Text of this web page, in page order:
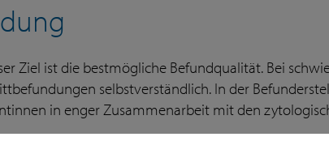
Ziel ist die bestmögliche Befundqualität. Bei
selbstverständlich. In der
in enger Zusammenarbeit mit den